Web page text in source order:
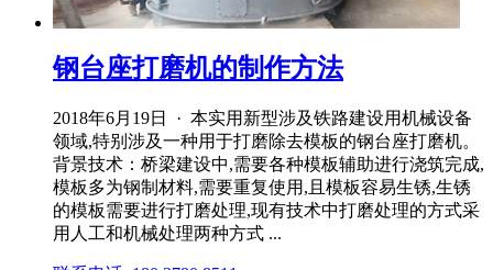
钢台座打磨机的制作方法
2018年6月19日 · 本实用新型涉及铁路建设用机械设备
领域,特别涉及一种用于打磨除去模板的钢台座打磨机。
背景技术：桥梁建设中,需要各种模板辅助进行浇筑完成,
模板多为钢制材料,需要重复使用,且模板容易生锈,生锈
的模板需要进行打磨处理,现有技术中打磨处理的方式采
用人工和机械处理两种方式 ...